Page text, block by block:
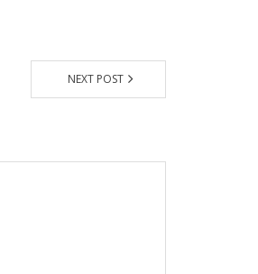
NEXT POST